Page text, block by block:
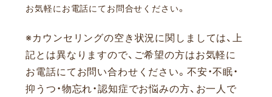
お気軽にお電話にてお問合せください。
※カウンセリングの空き状況に関しましては、上
記とは異なりますので、ご希望の方はお気軽に
お電話にてお問い合わせください。 不安・不眠・
抑うつ・物忘れ・認知症でお悩みの方、お一人で